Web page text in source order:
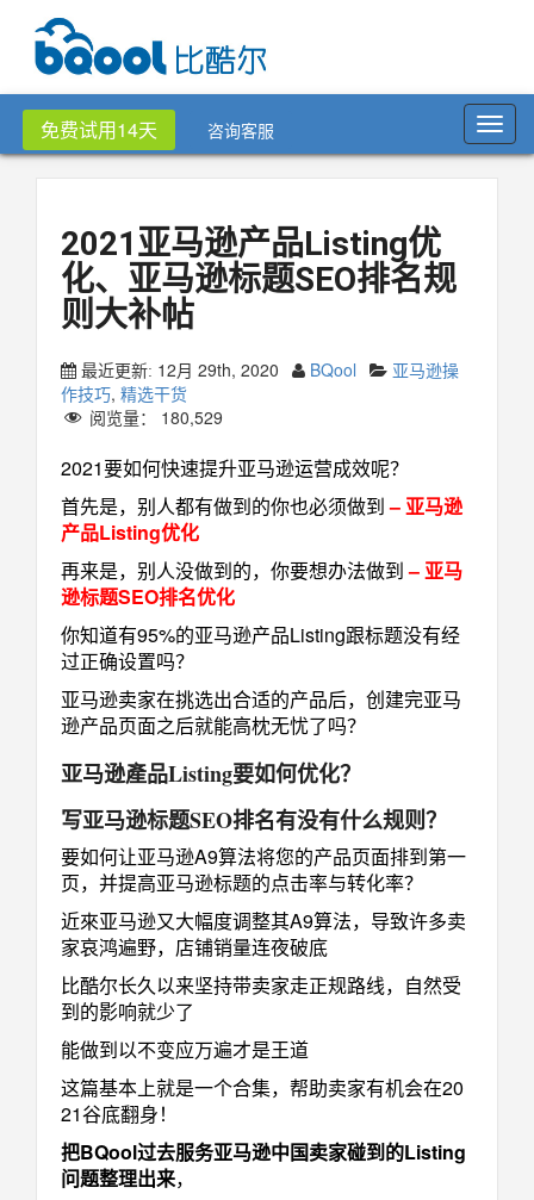
免费试用14天 咨询客服
2021亚马逊产品Listing优
化、亚马逊标题SEO排名规
则大补帖
最近更新: 12月 29th, 2020 BQool
亚马逊操
作技巧, 精选干货
阅览量： 180,529
2021要如何快速提升亚马逊运营成效呢？
首先是，别人都有做到的你也必须做到– 亚马逊
产品Listing优化
再来是，别人没做到的，你要想办法做到– 亚马
逊标题SEO排名优化
你知道有95%的亚马逊产品Listing跟标题没有经
过正确设置吗？
亚马逊卖家在挑选出合适的产品后，创建完亚马
逊产品页面之后就能高枕无忧了吗？
亚马逊產品Listing要如何优化？
写亚马逊标题SEO排名有没有什么规则？
要如何让亚马逊A9算法将您的产品页面排到第一
页，并提高亚马逊标题的点击率与转化率？
近來亚马逊又大幅度调整其A9算法，导致许多卖
家哀鸿遍野，店铺销量连夜破底
比酷尔长久以来坚持带卖家走正规路线，自然受
到的影响就少了
能做到以不变应万遍才是王道
这篇基本上就是一个合集，帮助卖家有机会在20
21谷底翻身！
把BQool过去服务亚马逊中国卖家碰到的Listing
问题整理出来，